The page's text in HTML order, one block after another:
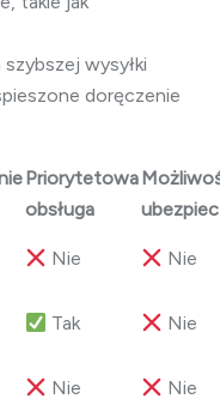
wysyłki
doręczenie
Priorytetowa
obsługa
Nie Nie
Tak Nie
Nie Nie